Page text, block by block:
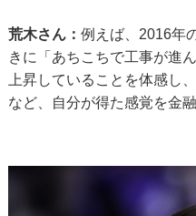
荒木さん： 例えば、2016年
きに「あちこちで工事が進
上昇していることを体感し
など、自分が得た感覚を金